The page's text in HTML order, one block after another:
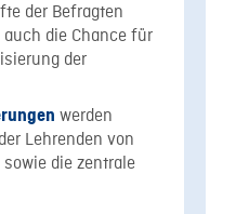
der Befragten
die Chance für
der
werden
Lehrenden von
die zentrale